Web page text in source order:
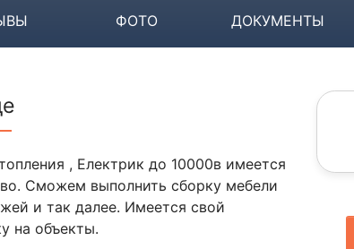
ФОТО ДОКУМЕНТЫ
, Електрик до 10000в имеется
Сможем выполнить сборку мебели
и так далее. Имеется свой
на объекты.